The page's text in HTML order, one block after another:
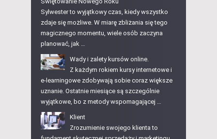
Sylwester to wyjątkowy czas, kiedy wszystko
zdaje się możliwe. W miarę zbliżania się tego
magicznego momentu, wiele osób zaczyna
planować, jak …
Wady i zalety kursów online.
Z każdym rokiem kursy internetowe i
e-learningowe zdobywają sobie coraz większe
uznanie. Ostatnie miesiące są szczególnie
wyjątkowe, bo z metody wspomagającej …
Klient
Zrozumienie swojego klienta to